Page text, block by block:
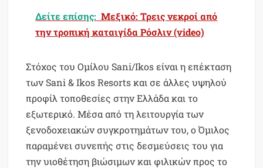
Δείτε επίσης: Μεξικό: Τρεις νεκροί από
την τροπική καταιγίδα Ρόσλιν (video)
Στόχος του Ομίλου Sani/Ikos είναι η επέκταση
των Sani & Ikos Resorts και σε άλλες υψηλού
προφίλ τοποθεσίες στην Ελλάδα και το
εξωτερικό. Μέσα από τη λειτουργία των
ξενοδοχειακών συγκροτημάτων του, ο Όμιλος
παραμένει συνεπής στις δεσμεύσεις του για
την υιοθέτηση βιώσιμων και φιλικών προς το